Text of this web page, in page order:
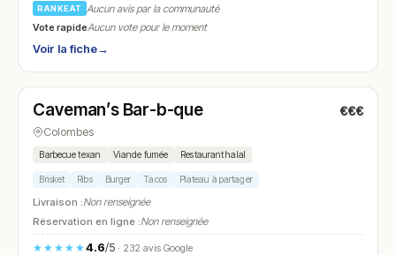
RANKEAT
Aucun avis par la communauté
Vote rapideAucun vote pour le moment
Voir la fiche→
N° 18
Caveman’s Bar-b-que €€€
Colombes
Barbecue texan Viande fumée Restaurant halal
Brisket Ribs Burger Tacos Plateau à partager
Livraison :Non renseignée
Réservation en ligne :Non renseignée
★★★★★4.6/5· 232 avis Google